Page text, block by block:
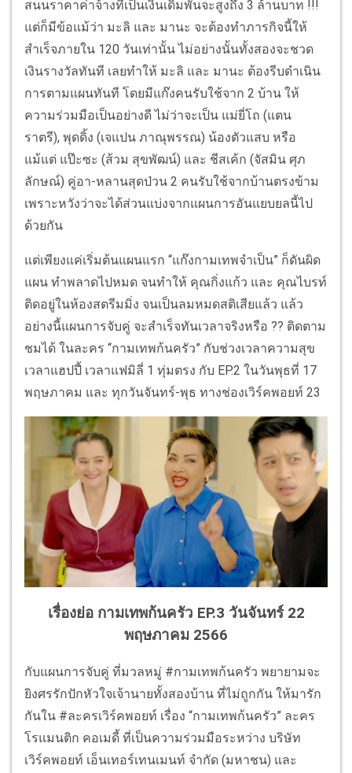
สนนราคาค่าจ้างที่เป็นเงินเดิมพันจะสูงถึง 3 ล้านบาท !!!
แต่ก็มีข้อแม้ว่า มะลิ และ มานะ จะต้องทำภารกิจนี้ให้
สำเร็จภายใน 120 วันเท่านั้น ไม่อย่างนั้นทั้งสองจะชวด
เงินรางวัลทันที เลยทำให้ มะลิ และ มานะ ต้องรีบดำเนิน
การตามแผนทันที โดยมีแก๊งคนรับใช้จาก 2 บ้าน ให้
ความร่วมมือเป็นอย่างดี ไม่ว่าจะเป็น แม่ยี่โถ (แตน
ราตรี), พุดดิ้ง (เจแปน ภาณุพรรณ) น้องตัวแสบ หรือ
แม้แต่ แป๊ะซะ (ส้วม สุขพัฒน์) และ ชีสเค้ก (จัสมิน ศุภ
ลักษณ์) คู่อา-หลานสุดป่วน 2 คนรับใช้จากบ้านตรงข้าม
เพราะหวังว่าจะได้ส่วนแบ่งจากแผนการอันแยบยลนี้ไป
ด้วยกัน
แต่เพียงแค่เริ่มต้นแผนแรก “แก๊งกามเทพจำเป็น” ก็ดันผิด
แผน ทำพลาดไปหมด จนทำให้ คุณกิ่งแก้ว และ คุณไบรท์
ติดอยู่ในห้องสตรีมมิ่ง จนเป็นลมหมดสติเสียแล้ว แล้ว
อย่างนี้แผนการจับคู่ จะสำเร็จทันเวลาจริงหรือ ?? ติดตาม
ชมได้ ในละคร “กามเทพก้นครัว” กับช่วงเวลาความสุข
เวลาแฮปปี้ เวลาแฟมิลี่ 1 ทุ่มตรง กับ EP.2 ในวันพุธที่ 17
พฤษภาคม และ ทุกวันจันทร์-พุธ ทางช่องเวิร์คพอยท์ 23
เรื่องย่อ กามเทพก้นครัว EP.3 วันจันทร์ 22
พฤษภาคม 2566
กับแผนการจับคู่ ที่มวลหมู่ #กามเทพก้นครัว พยายามจะ
ยิงศรรักปักหัวใจเจ้านายทั้งสองบ้าน ที่ไม่ถูกกัน ให้มารัก
กันใน #ละครเวิร์คพอยท์ เรื่อง “กามเทพก้นครัว” ละคร
โรแมนติก คอเมดี้ ที่เป็นความร่วมมือระหว่าง บริษัท
เวิร์คพอยท์ เอ็นเทอร์เทนเมนท์ จำกัด (มหาชน) และ